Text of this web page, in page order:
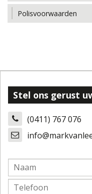
Polisvoorwaarden
Stel ons gerust
(0411) 767 076